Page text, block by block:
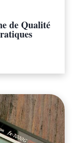
de Qualité